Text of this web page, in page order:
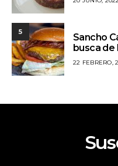
5
Sancho
busca de
22 FEBRERO,